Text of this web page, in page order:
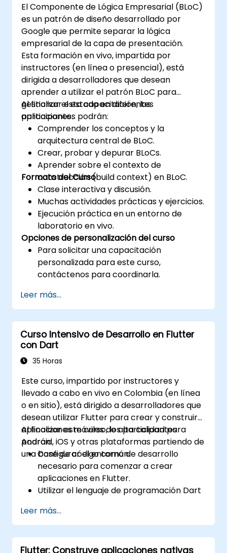
El Componente de Lógica Empresarial (BLoC)
es un patrón de diseño desarrollado por
Google que permite separar la lógica
empresarial de la capa de presentación.
Esta formación en vivo, impartida por
instructores (en línea o presencial), está
dirigida a desarrolladores que desean
aprender a utilizar el patrón BLoC para
gestionar el estado en diferentes
aplicaciones.
Al finalizar esta capacitación, los
participantes podrán:
Comprender los conceptos y la
arquitectura central de BLoC.
Crear, probar y depurar BLoCs.
Aprender sobre el contexto de
construcción (build context) en BLoC.
Formato del Curso
Clase interactiva y discusión.
Muchas actividades prácticas y ejercicios.
Ejecución práctica en un entorno de
laboratorio en vivo.
Opciones de personalización del curso
Para solicitar una capacitación
personalizada para este curso,
contáctenos para coordinarla.
Leer más...
Curso Intensivo de Desarrollo en Flutter
con Dart
35 Horas
Este curso, impartido por instructores y
llevado a cabo en vivo en Colombia (en línea
o en sitio), está dirigido a desarrolladores que
desean utilizar Flutter para crear y construir
aplicaciones móviles de alta calidad para
Android, iOS y otras plataformas partiendo de
una base de código común.
Al finalizar este curso, los participantes
podrán:
Configurar el entorno de desarrollo
necesario para comenzar a crear
aplicaciones en Flutter.
Utilizar el lenguaje de programación Dart
aplicaciones.
Emplear widgets de Flutter para diseñar y
crear interfaces de usuario visualmente
Leer más...
Flutter: Construye aplicaciones nativas